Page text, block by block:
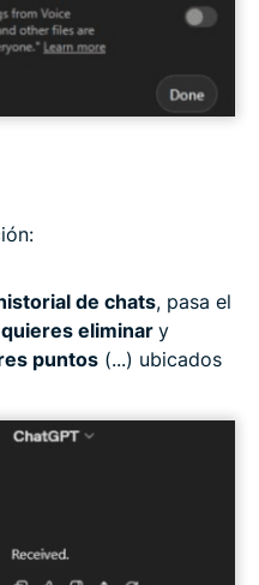
de chats, pasa el
eliminar y
puntos (...) ubicados